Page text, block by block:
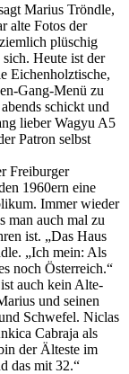
Marius Tröndle,
alte Fotos der
plüschig
Heute ist der
Eichenholztische,
Gang-Menü zu
schickt und
lieber Wagyu A5
Patron selbst
Freiburger
1960ern eine
Immer wieder
man auch mal zu
ist. „Das Haus
„Ich mein: Als
noch Österreich.“
auch kein Alte-
und seinen
Schwefel. Niclas
Cabraja als
der Älteste im
das mit 32.“